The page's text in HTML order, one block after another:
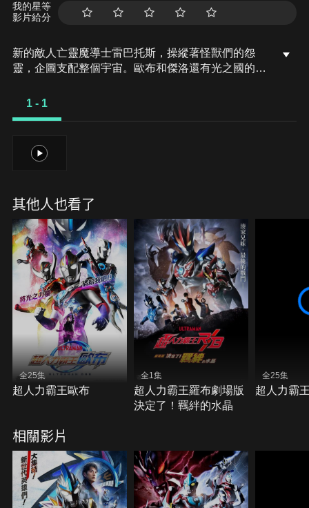
我的星等
影片給分
新的敵人亡靈魔導士雷巴托斯，操縱著怪獸們的怨
靈，企圖支配整個宇宙。歐布和傑洛還有光之國的宇
鬥中，歐布在七號和傑洛的特訓下，得到了新的力
1 - 1
1
其他人也看了
全25集
超人力霸王歐布
全1集
超人力霸王羅布劇場版
決定了！羈絆的水晶
全25集
超人力霸
相關影片